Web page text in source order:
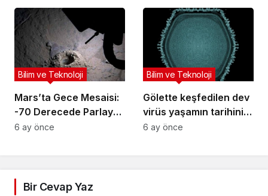
Gelen İtiraflar
Mars’ta Gece Mesaisi:
-70 Derecede Parlayan
“Göz”
Bilim ve Teknoloji
6 ay önce
Gölette keşfedilen dev
virüs yaşamın tarihini
değiştirebilir
Bilim ve Teknoloji
6 ay önce
Bir Cevap Yaz